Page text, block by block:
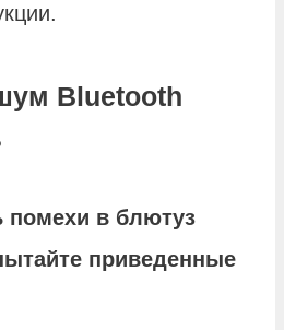
Bluetooth
помехи в блютуз
приведенные